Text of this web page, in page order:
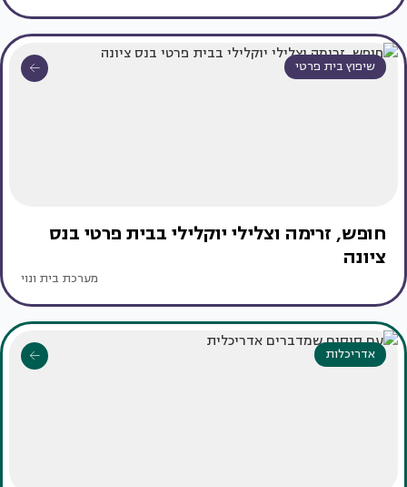
שיפוץ בית פרטי
חופש, זרימה וצלילי יוקלילי בבית פרטי בנס
ציונה
מערכת בית ונוי
אדריכלות